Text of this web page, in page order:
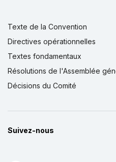
Texte de la Convention
Directives opérationnelles
Textes fondamentaux
Résolutions de l'Assemblée
Décisions du Comité
Suivez-nous